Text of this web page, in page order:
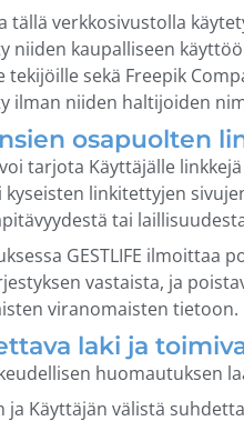
tällä verkkosivustolla
niiden kaupalliseen
tekijöille sekä Freepik
ilman niiden haltijoiden
osapuolten
voi tarjota Käyttäjälle
kyseisten linkitettyjen
tai
GESTLIFE
vastaista, ja
viranomaisten tietoon.
laki ja
huomautuksen
ja Käyttäjän välistä